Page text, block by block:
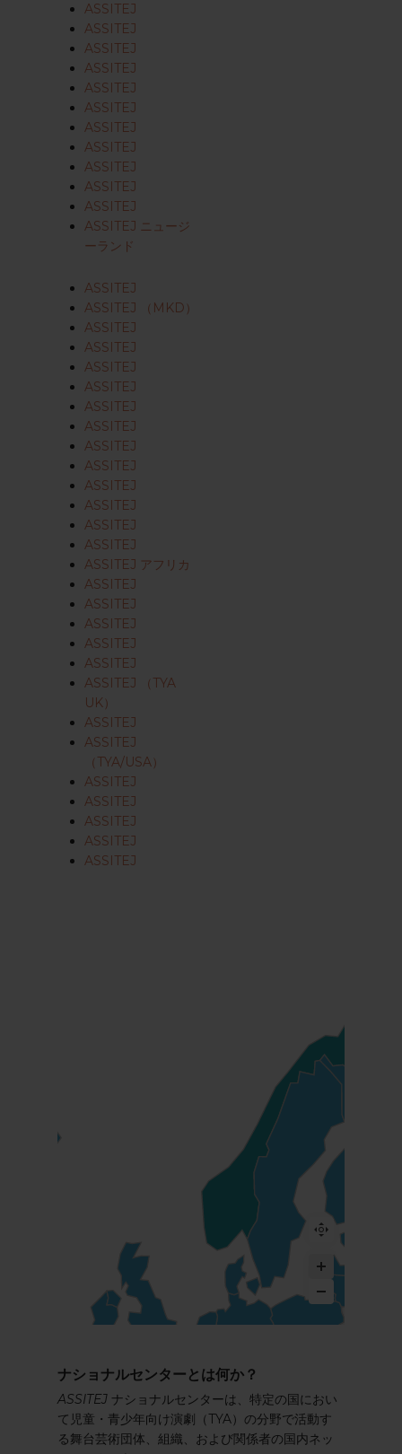
ASSITEJ
ASSITEJ
ASSITEJ
ASSITEJ
ASSITEJ
ASSITEJ
ASSITEJ
ASSITEJ
ASSITEJ
ASSITEJ
ASSITEJ
ASSITEJ ニュージ
ーランド
ASSITEJ
ASSITEJ （MKD）
ASSITEJ
ASSITEJ
ASSITEJ
ASSITEJ
ASSITEJ
ASSITEJ
ASSITEJ
ASSITEJ
ASSITEJ
ASSITEJ
ASSITEJ
ASSITEJ
ASSITEJ アフリカ
ASSITEJ
ASSITEJ
ASSITEJ
ASSITEJ
ASSITEJ
ASSITEJ （TYA
UK）
ASSITEJ
ASSITEJ
（TYA/USA）
ASSITEJ
ASSITEJ
ASSITEJ
ASSITEJ
ASSITEJ
ナショナルセンターとは何か？
ASSITEJ ナショナルセンターは、特定の国におい
て児童・青少年向け演劇（TYA）の分野で活動す
る舞台芸術団体、組織、および関係者の国内ネッ